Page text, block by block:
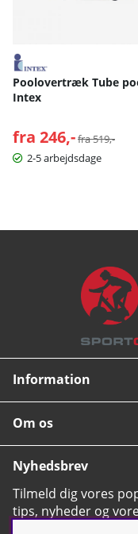
Poolovertræk Tube
Intex
fra 246,- Normalpris:
fra 519,-
2-5 arbejdsdage
Information
Om os
Nyhedsbrev
Tilmeld dig vores
tips, nyheder og